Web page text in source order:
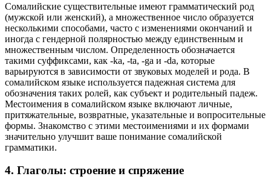
Сомалийские существительные имеют грамматический род
(мужской или женский), а множественное число образуется
несколькими способами, часто с изменениями окончаний и
иногда с гендерной полярностью между единственным и
множественным числом. Определенность обозначается
такими суффиксами, как -ka, -ta, -ga и -da, которые
варьируются в зависимости от звуковых моделей и рода. В
сомалийском языке используется падежная система для
обозначения таких ролей, как субъект и родительный падеж.
Местоимения в сомалийском языке включают личные,
притяжательные, возвратные, указательные и вопросительные
формы. Знакомство с этими местоимениями и их формами
значительно улучшит ваше понимание сомалийской
грамматики.
4. Глаголы: строение и спряжение